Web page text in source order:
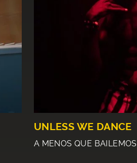
UNLESS WE DANCE
A MENOS QUE BAILEMOS